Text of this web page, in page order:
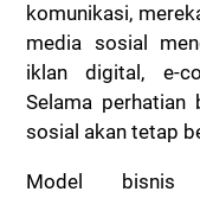
komunikasi,
media sosial
iklan digital, e-
Selama perhatian
sosial akan tetap
Model bisnis